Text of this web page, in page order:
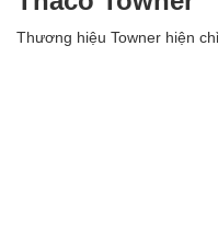
Thương hiệu Towner hiện